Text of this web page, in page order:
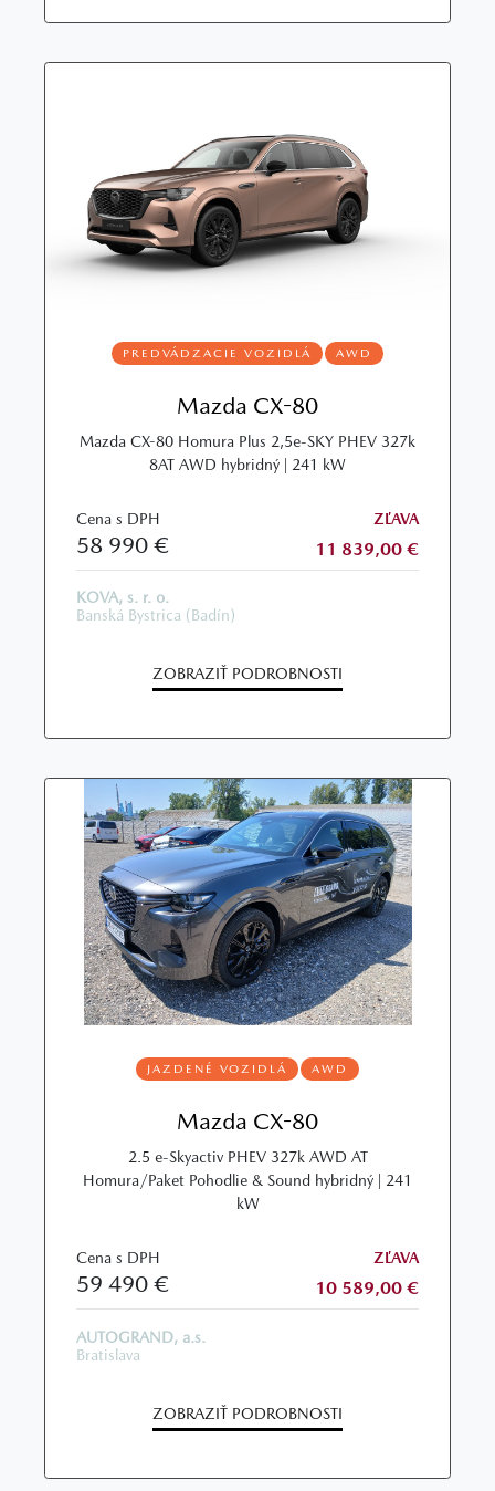
PREDVÁDZACIE VOZIDLÁ AWD
Mazda CX-80
Mazda CX-80 Homura Plus 2,5e-SKY PHEV 327k
8AT AWD hybridný | 241 kW
Cena s DPH
58 990 €
ZĽAVA
11 839,00 €
KOVA, s. r. o.
Banská Bystrica (Badín)
ZOBRAZIŤ PODROBNOSTI
JAZDENÉ VOZIDLÁ AWD
Mazda CX-80
2.5 e-Skyactiv PHEV 327k AWD AT
Homura/Paket Pohodlie & Sound hybridný | 241
kW
Cena s DPH
59 490 €
ZĽAVA
10 589,00 €
AUTOGRAND, a.s.
Bratislava
ZOBRAZIŤ PODROBNOSTI